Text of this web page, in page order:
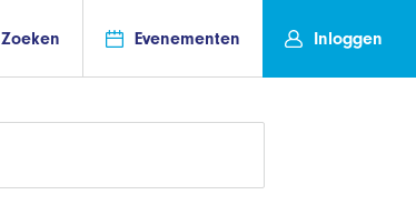
Zoeken Evenementen Inloggen